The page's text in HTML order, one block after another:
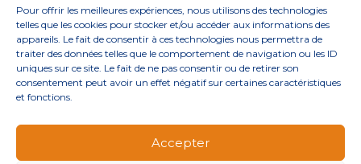
Pour offrir les meilleures expériences, nous utilisons des technologies
telles que les cookies pour stocker et/ou accéder aux informations des
appareils. Le fait de consentir à ces technologies nous permettra de
traiter des données telles que le comportement de navigation ou les ID
uniques sur ce site. Le fait de ne pas consentir ou de retirer son
consentement peut avoir un effet négatif sur certaines caractéristiques
et fonctions.
Accepter
Contrôle de la qualité de l’air dans les ERP
Industriels : le point sur les dernières évolutions
réglementaires
Footer QUI SOMMES-NOUS ?